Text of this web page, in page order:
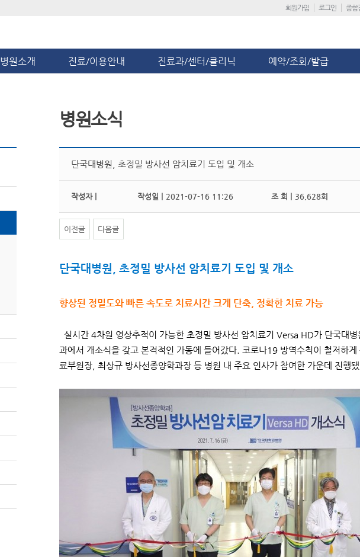
회원가입 로그인 종합
병원소개 진료/이용안내 진료과/센터/클리닉 예약/조회/발급
병원소식
단국대병원, 초정밀 방사선 암치료기 도입 및 개소
작성자 | 작성일 | 2021-07-16 11:26 조 회 | 36,628회
이전글 다음글
단국대병원, 초정밀 방사선 암치료기 도입 및 개소
향상된 정밀도와 빠른 속도로 치료시간 크게 단축, 정확한 치료 가능
실시간 4차원 영상추적이 가능한 초정밀 방사선 암치료기 Versa HD가 단국대
과에서 개소식을 갖고 본격적인 가동에 들어갔다. 코로나19 방역수칙이 철저하
료부원장, 최상규 방사선종양학과장 등 병원 내 주요 인사가 참여한 가운데 진행